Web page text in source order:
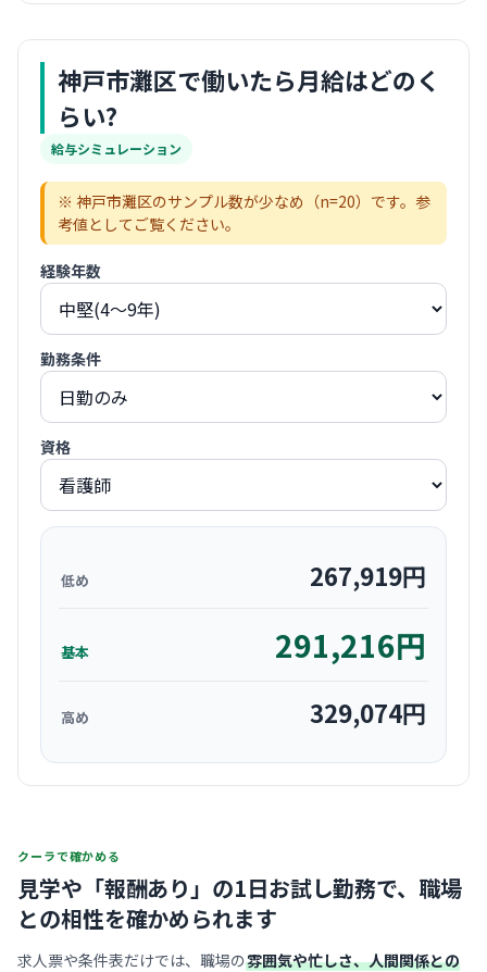
神戸市灘区で働いたら月給はどのく
らい?
給与シミュレーション
※ 神戸市灘区のサンプル数が少なめ（n=20）です。参
考値としてご覧ください。
経験年数
勤務条件
資格
低め 267,919円
基本 291,216円
高め 329,074円
クーラで確かめる
見学や「報酬あり」の1日お試し勤務で、 職場
との相性を確かめられます
求人票や条件表だけでは、職場の雰囲気や忙しさ、人間関係との